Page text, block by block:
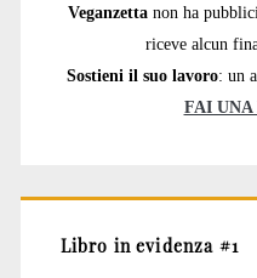
Veganzetta non ha
riceve alcun
Sostieni il suo lavoro: un
FAI UNA
Libro in evidenza #1